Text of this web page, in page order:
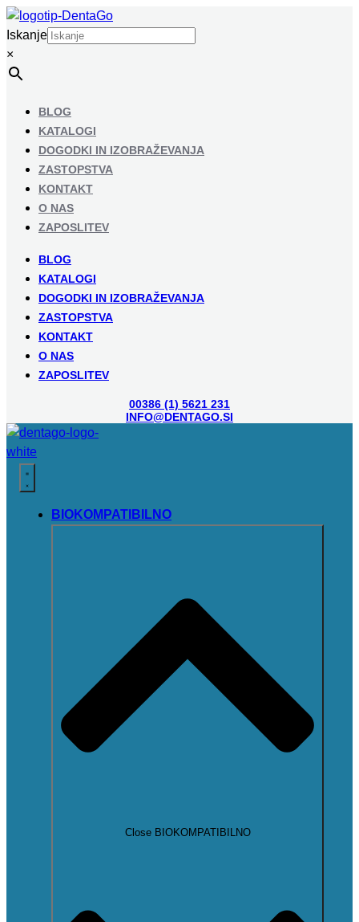
Iskanje
×
BLOG
KATALOGI
DOGODKI IN IZOBRAŽEVANJA
ZASTOPSTVA
KONTAKT
O NAS
ZAPOSLITEV
BLOG
KATALOGI
DOGODKI IN IZOBRAŽEVANJA
ZASTOPSTVA
KONTAKT
O NAS
ZAPOSLITEV
00386 (1) 5621 231
INFO@DENTAGO.SI
BIOKOMPATIBILNO
Close BIOKOMPATIBILNO